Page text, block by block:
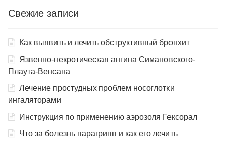
Свежие записи
Как выявить и лечить обструктивный бронхит
Язвенно-некротическая ангина Симановского-
Плаута-Венсана
Лечение простудных проблем носоглотки
ингаляторами
Инструкция по применению аэрозоля Гексорал
Что за болезнь парагрипп и как его лечить